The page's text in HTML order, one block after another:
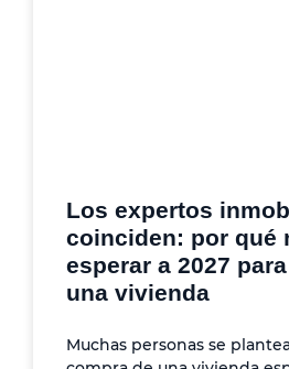
Los expertos
coinciden: por qué
esperar a 2027
una vivienda
Muchas personas se